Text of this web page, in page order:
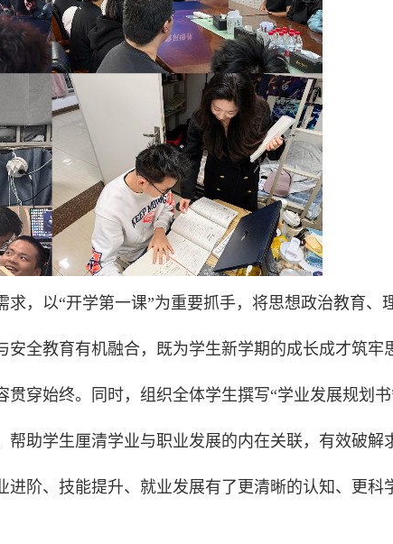
，以“开学第一课”为重要抓手，将思想政治教育、
全教育有机融合，既为学生新学期的成长成才筑牢
穿始终。同时，组织全体学生撰写“学业发展规划书”
助学生厘清学业与职业发展的内在关联，有效破解
阶、技能提升、就业发展有了更清晰的认知、更科